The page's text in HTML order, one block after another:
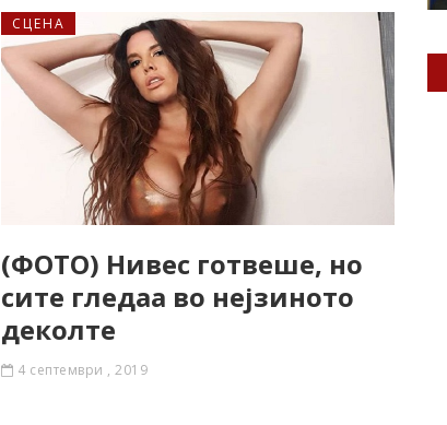
СЦЕНА
(ФОТО) Нивес готвеше, но
сите гледаа во нејзиното
деколте
4 септември , 2019